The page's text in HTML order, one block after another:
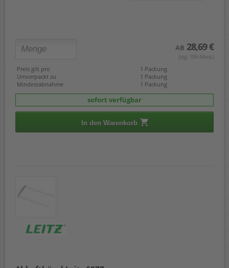
AB 28,69 €
(zzgl. 19% Mwst.)
Preis gilt pro
1 Packung
Umverpackt zu
1 Packung
Mindestabnahme
1 Packung
sofort verfügbar
In den Warenkorb